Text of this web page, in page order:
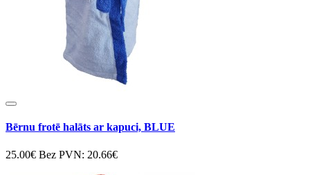
Bērnu frotē halāts ar kapuci, BLUE
25.00€ Bez PVN: 20.66€